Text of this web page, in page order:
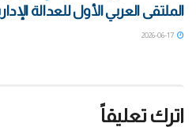
الملتقى العربي الأول للعدالة
اترك تعليقاً